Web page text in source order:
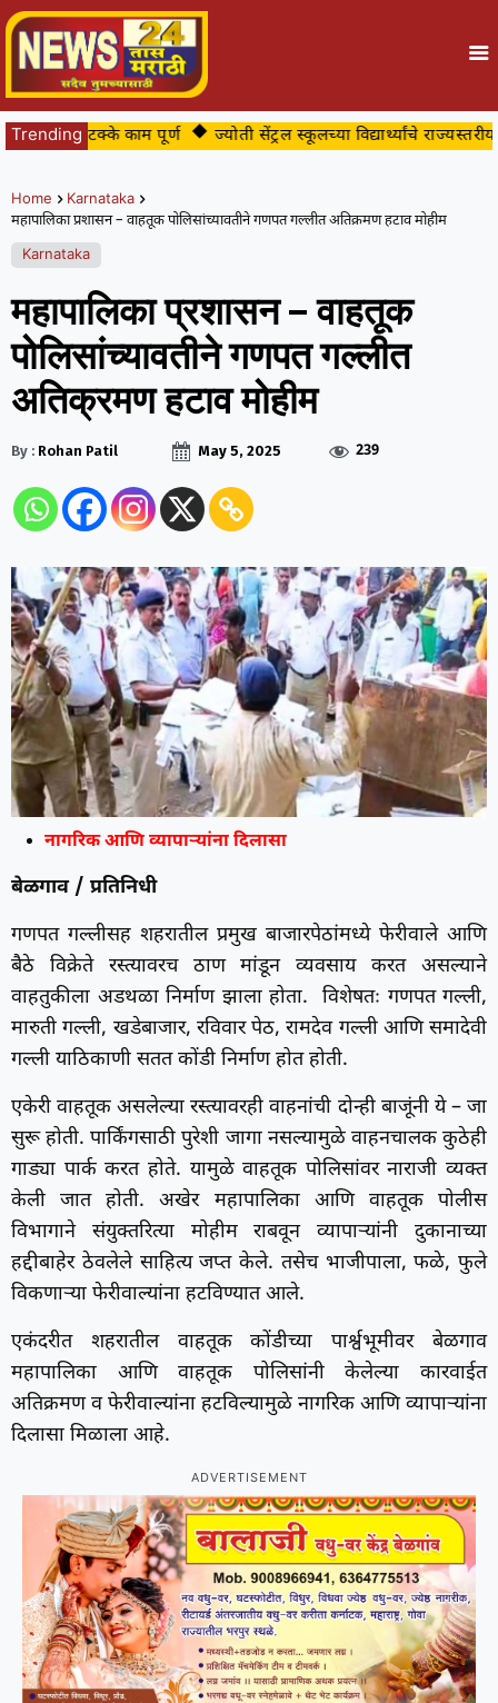
Trending
८८ टक्के काम पूर्ण ज्योती सेंट्रल स्कूलच्या विद्यार्थ्यांचे राज्यस्तरीय
Home
Karnataka
महापालिका प्रशासन – वाहतूक पोलिसांच्यावतीने गणपत गल्लीत अतिक्रमण हटाव मोहीम
Karnataka
महापालिका प्रशासन – वाहतूक
पोलिसांच्यावतीने गणपत गल्लीत
अतिक्रमण हटाव मोहीम
By : Rohan Patil May 5, 2025 239
नागरिक आणि व्यापाऱ्यांना दिलासा
बेळगाव / प्रतिनिधी
गणपत गल्लीसह शहरातील प्रमुख बाजारपेठांमध्ये फेरीवाले आणि
बैठे विक्रेते रस्त्यावरच ठाण मांडून व्यवसाय करत असल्याने
वाहतुकीला अडथळा निर्माण झाला होता. विशेषतः गणपत गल्ली,
मारुती गल्ली, खडेबाजार, रविवार पेठ, रामदेव गल्ली आणि समादेवी
गल्ली याठिकाणी सतत कोंडी निर्माण होत होती.
एकेरी वाहतूक असलेल्या रस्त्यावरही वाहनांची दोन्ही बाजूंनी ये – जा
सुरू होती. पार्किंगसाठी पुरेशी जागा नसल्यामुळे वाहनचालक कुठेही
गाड्या पार्क करत होते. यामुळे वाहतूक पोलिसांवर नाराजी व्यक्त
केली जात होती. अखेर महापालिका आणि वाहतूक पोलीस
विभागाने संयुक्तरित्या मोहीम राबवून व्यापाऱ्यांनी दुकानाच्या
हद्दीबाहेर ठेवलेले साहित्य जप्त केले. तसेच भाजीपाला, फळे, फुले
विकणाऱ्या फेरीवाल्यांना हटविण्यात आले.
एकंदरीत शहरातील वाहतूक कोंडीच्या पार्श्वभूमीवर बेळगाव
महापालिका आणि वाहतूक पोलिसांनी केलेल्या कारवाईत
अतिक्रमण व फेरीवाल्यांना हटविल्यामुळे नागरिक आणि व्यापाऱ्यांना
दिलासा मिळाला आहे.
ADVERTISEMENT